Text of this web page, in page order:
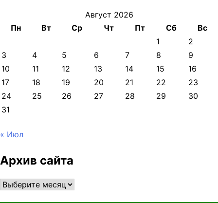
Август 2026
Пн
Вт Ср Чт Пт Сб
Вс
1
2
3
4 5 6 7 8
9
10
11 12 13 14 15
16
17
18 19 20 21 22
23
24
25 26 27 28 29
30
31
« Июл
Архив сайта
Архив